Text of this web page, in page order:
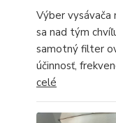
Výber vysávača
sa nad tým
samotný filter
účinnosť,
celé